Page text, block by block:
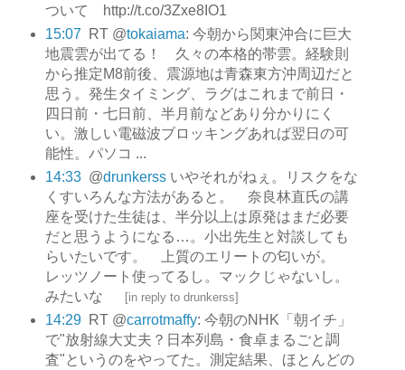
ついて http://t.co/3Zxe8IO1
15:07
RT @tokaiama: 今朝から関東沖合に巨大
地震雲が出てる！ 久々の本格的帯雲。経験則
から推定M8前後、震源地は青森東方沖周辺だと
思う。発生タイミング、ラグはこれまで前日・
四日前・七日前、半月前などあり分かりにく
い。激しい電磁波ブロッキングあれば翌日の可
能性。パソコ ...
14:33 @drunkerssいやそれがねぇ。リスクをな
くすいろんな方法があると。 奈良林直氏の講
座を受けた生徒は、半分以上は原発はまだ必要
だと思うようになる…。小出先生と対談しても
らいたいです。 上質のエリートの匂いが。
レッツノート使ってるし。マックじゃないし。
みたいな
[in reply to drunkerss]
14:29 RT @carrotmaffy: 今朝のNHK「朝イチ」
で"放射線大丈夫？日本列島・食卓まるごと調
査"というのをやってた。測定結果、ほとんどの